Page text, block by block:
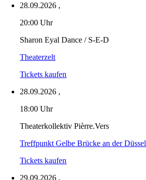
28.09.2026 ,
20:00 Uhr
Sharon Eyal Dance / S-E-D
Theaterzelt
Tickets kaufen
28.09.2026 ,
18:00 Uhr
Theaterkollektiv Pièrre.Vers
Treffpunkt Gelbe Brücke an der Düssel
Tickets kaufen
29.09.2026 ,